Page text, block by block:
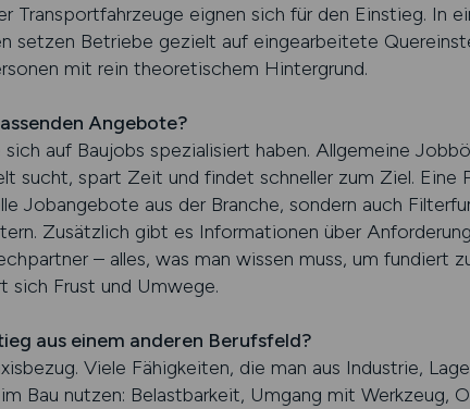
Transportfahrzeuge eignen sich für den Einstieg. In
setzen Betriebe gezielt auf eingearbeitete
mit rein theoretischem Hintergrund.
Angebote?
auf Baujobs spezialisiert haben. Allgemeine
sucht, spart Zeit und findet schneller zum Ziel. Eine
Jobangebote aus der Branche, sondern auch
Zusätzlich gibt es Informationen über
– alles, was man wissen muss, um fundiert
sich Frust und Umwege.
aus einem anderen Berufsfeld?
Viele Fähigkeiten, die man aus Industrie,
Bau nutzen: Belastbarkeit, Umgang mit Werkzeug,